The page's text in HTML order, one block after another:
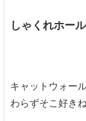
しゃくれホー
キャットウォー
わらずそこ好きね